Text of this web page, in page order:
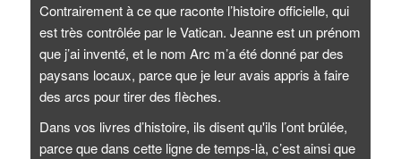
Contrairement à ce que raconte l’histoire officielle, qui
est très contrôlée par le Vatican. Jeanne est un prénom
que j’ai inventé, et le nom Arc m’a été donné par des
paysans locaux, parce que je leur avais appris à faire
des arcs pour tirer des flèches.
Dans vos livres d’histoire, ils disent qu'ils l’ont brûlée,
parce que dans cette ligne de temps-là, c’est ainsi que